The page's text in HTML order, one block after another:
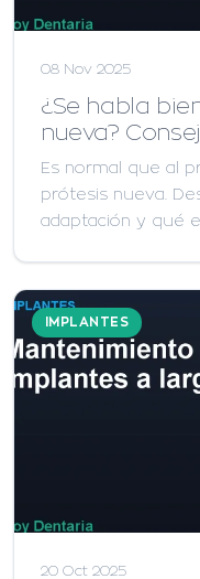
08 Nov 2025
¿Se habla
nueva?
Es normal que al
prótesis nueva.
adaptación y qué
IMPLANTES
20 Oct 2025